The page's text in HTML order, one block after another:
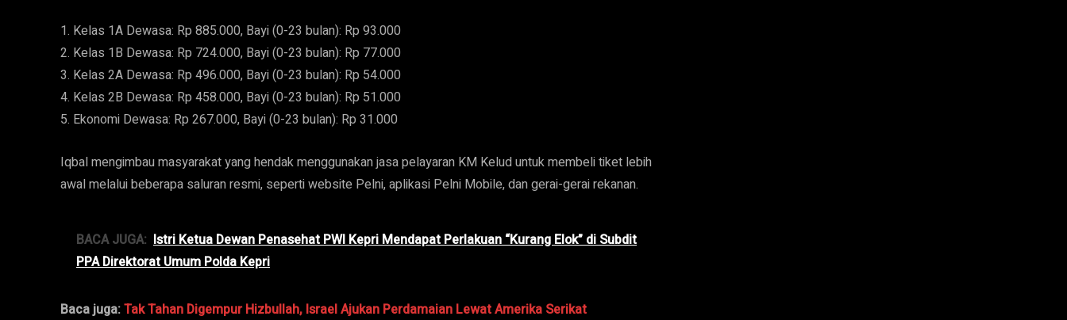
1. Kelas 1A Dewasa: Rp 885.000, Bayi (0-23 bulan): Rp 93.000
2. Kelas 1B Dewasa: Rp 724.000, Bayi (0-23 bulan): Rp 77.000
3. Kelas 2A Dewasa: Rp 496.000, Bayi (0-23 bulan): Rp 54.000
4. Kelas 2B Dewasa: Rp 458.000, Bayi (0-23 bulan): Rp 51.000
5. Ekonomi Dewasa: Rp 267.000, Bayi (0-23 bulan): Rp 31.000
Iqbal mengimbau masyarakat yang hendak menggunakan jasa pelayaran KM Kelud untuk membeli tiket lebih
awal melalui beberapa saluran resmi, seperti website Pelni, aplikasi Pelni Mobile, dan gerai-gerai rekanan.
BACA JUGA: Istri Ketua Dewan Penasehat PWI Kepri Mendapat Perlakuan “Kurang Elok” di Subdit
PPA Direktorat Umum Polda Kepri
Baca juga:Tak Tahan Digempur Hizbullah, Israel Ajukan Perdamaian Lewat Amerika Serikat